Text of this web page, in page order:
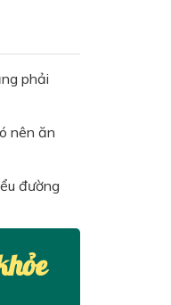
phải
nên ăn
đường